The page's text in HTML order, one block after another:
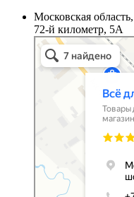
Московская
72-й километр, 5А